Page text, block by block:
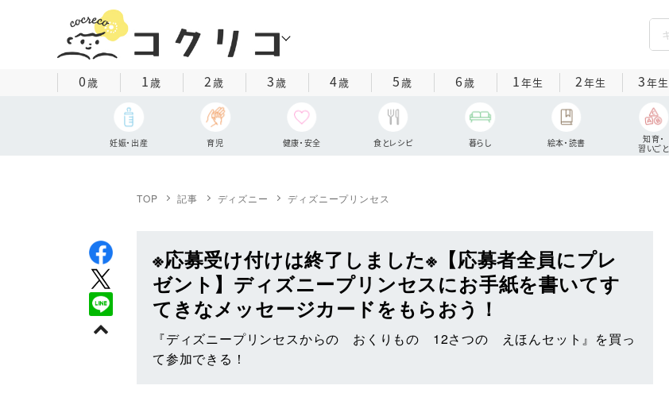
0歳 1歳 2歳 3歳 4歳 5歳 6歳 1年生 2年生 3年生
妊娠・出産 育児 健康・安全 食とレシピ 暮らし 絵本・読書
知育・
習いごと
TOP 記事 ディズニー ディズニープリンセス
※応募受け付けは終了しました※【応募者全員にプレ
ゼント】ディズニープリンセスにお手紙を書いてす
てきなメッセージカードをもらおう！
『ディズニープリンセスからの おくりもの 12さつの えほんセット』を買っ
て参加できる！